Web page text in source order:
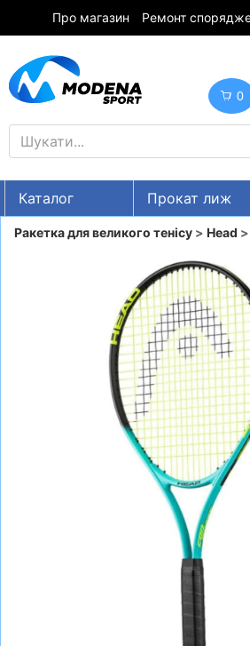
Про магазин Ремонт
0
Каталог Прокат лиж
UA RU EN
ГІРСЬКІ ЛИЖІ
СНОУБОРДИ
ШОЛОМИ, ЗАХИСТ, ОКУЛЯРИ
БІГ, ФІТНЕС, М'ЯЧІ
ВОДНІ ВИДИ СПОРТУ
Ракетка для великого тенісу > Head